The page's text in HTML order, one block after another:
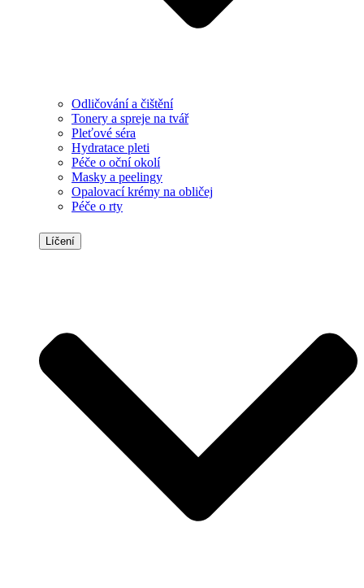
Odličování a čištění
Tonery a spreje na tvář
Pleťové séra
Hydratace pleti
Péče o oční okolí
Masky a peelingy
Opalovací krémy na obličej
Péče o rty
Líčení